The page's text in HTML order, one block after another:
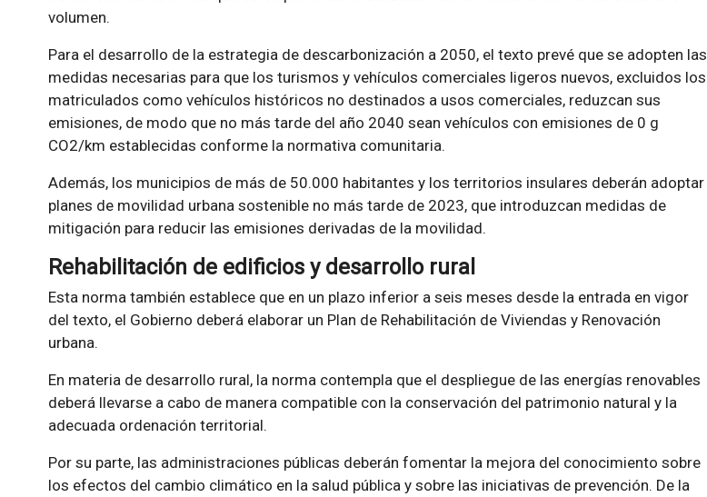
volumen.
Para el desarrollo de la estrategia de descarbonización a 2050, el texto prevé que se adopten las
medidas necesarias para que los turismos y vehículos comerciales ligeros nuevos, excluidos los
matriculados como vehículos históricos no destinados a usos comerciales, reduzcan sus
emisiones, de modo que no más tarde del año 2040 sean vehículos con emisiones de 0 g
CO2/km establecidas conforme la normativa comunitaria.
Además, los municipios de más de 50.000 habitantes y los territorios insulares deberán adoptar
planes de movilidad urbana sostenible no más tarde de 2023, que introduzcan medidas de
mitigación para reducir las emisiones derivadas de la movilidad.
Rehabilitación de edificios y desarrollo rural
Esta norma también establece que en un plazo inferior a seis meses desde la entrada en vigor
del texto, el Gobierno deberá elaborar un Plan de Rehabilitación de Viviendas y Renovación
urbana.
En materia de desarrollo rural, la norma contempla que el despliegue de las energías renovables
deberá llevarse a cabo de manera compatible con la conservación del patrimonio natural y la
adecuada ordenación territorial.
Por su parte, las administraciones públicas deberán fomentar la mejora del conocimiento sobre
los efectos del cambio climático en la salud pública y sobre las iniciativas de prevención. De la